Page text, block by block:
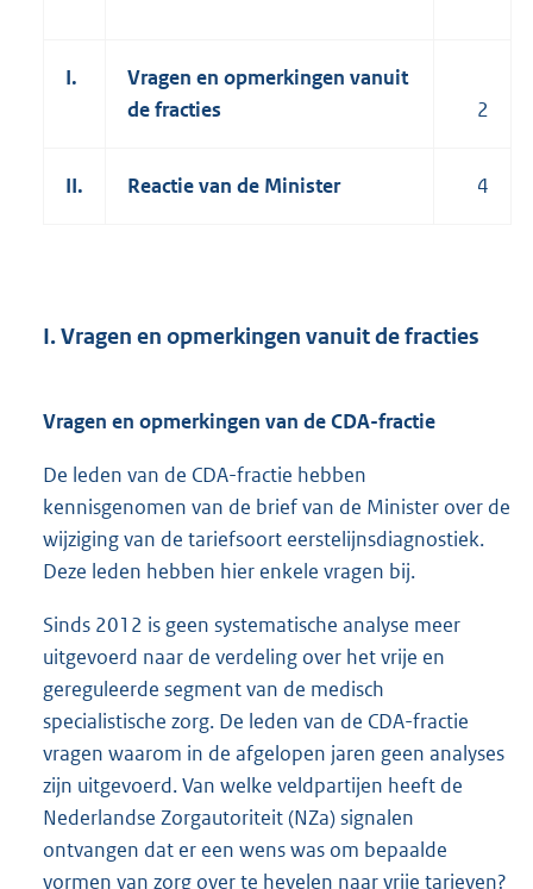
I.
Vragen en opmerkingen vanuit
de fracties
2
II. Reactie van de Minister 4
I. Vragen en opmerkingen vanuit de fracties
Vragen en opmerkingen van de CDA-fractie
De leden van de CDA-fractie hebben
kennisgenomen van de brief van de Minister over de
wijziging van de tariefsoort eerstelijnsdiagnostiek.
Deze leden hebben hier enkele vragen bij.
Sinds 2012 is geen systematische analyse meer
uitgevoerd naar de verdeling over het vrije en
gereguleerde segment van de medisch
specialistische zorg. De leden van de CDA-fractie
vragen waarom in de afgelopen jaren geen analyses
zijn uitgevoerd. Van welke veldpartijen heeft de
Nederlandse Zorgautoriteit (NZa) signalen
ontvangen dat er een wens was om bepaalde
vormen van zorg over te hevelen naar vrije tarieven?